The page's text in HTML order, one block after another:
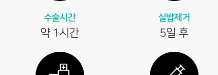
수술시간
약 1시간
실밥제거
5일 후